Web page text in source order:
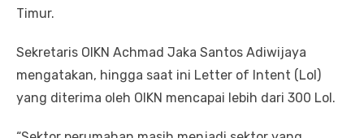
Timur.
Sekretaris OIKN Achmad Jaka Santos Adiwijaya
mengatakan, hingga saat ini Letter of Intent (LoI)
yang diterima oleh OIKN mencapai lebih dari 300 LoI.